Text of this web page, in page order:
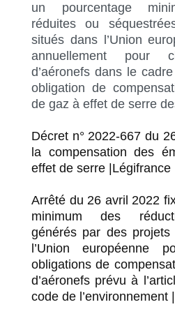
un pourcentage
réduites ou
situés dans l’Union
annuellement pour
d’aéronefs dans le
obligation de
de gaz à effet de serre
Décret n° 2022-667 du
la compensation des
effet de serre |Légifrance
Arrêté du 26 avril 2022
minimum des
générés par des
l’Union européenne
obligations de
d’aéronefs prévu à
code de l’environnement